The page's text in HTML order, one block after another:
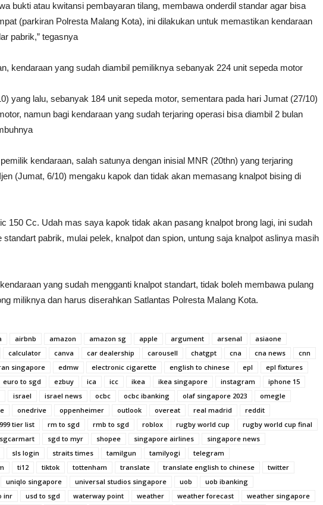
bukti atau kwitansi pembayaran tilang, membawa onderdil standar agar bisa
(parkiran Polresta Malang Kota), ini dilakukan untuk memastikan kendaraan
pabrik,” tegasnya
kendaraan yang sudah diambil pemiliknya sebanyak 224 unit sepeda motor
yang lalu, sebanyak 184 unit sepeda motor, sementara pada hari Jumat (27/10)
namun bagi kendaraan yang sudah terjaring operasi bisa diambil 2 bulan
kendaraan, salah satunya dengan inisial MNR (20thn) yang terjaring
(Jumat, 6/10) mengaku kapok dan tidak akan memasang knalpot bising di
150 Cc. Udah mas saya kapok tidak akan pasang knalpot brong lagi, ini sudah
pabrik, mulai pelek, knalpot dan spion, untung saja knalpot aslinya masih
yang sudah mengganti knalpot standart, tidak boleh membawa pulang
miliknya dan harus diserahkan Satlantas Polresta Malang Kota.
airbnb amazon amazon sg apple argument arsenal
asiaone
calculator canva car dealership carousell chatgpt cna cna news
cnn
singapore edmw electronic cigarette english to chinese epl
epl fixtures
euro to sgd ezbuy ica icc ikea ikea singapore instagram
iphone 15
israel israel news ocbc ocbc ibanking olaf singapore 2023
omegle
onedrive oppenheimer outlook overeat real madrid
reddit
tier list rm to sgd rmb to sgd roblox rugby world cup
rugby world cup final
sgcarmart sgd to myr shopee singapore airlines
singapore news
sls login straits times tamilgun tamilyogi
telegram
ti12 tiktok tottenham translate translate english to chinese
twitter
uniqlo singapore universal studios singapore uob
uob ibanking
inr usd to sgd waterway point weather weather forecast
weather singapore